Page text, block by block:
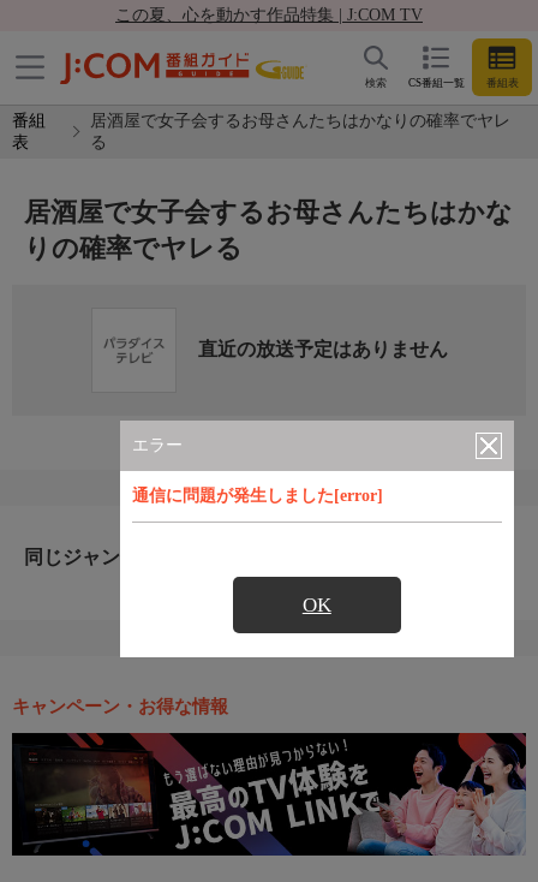
この夏、心を動かす作品特集 | J:COM TV
CS番組一覧 番組表
検索
番組
表
居酒屋で女子会するお母さんたちはかなりの確率でヤレ
る
エラー
通信に問題が発生しました[error]
OK
居酒屋で女子会するお母さんたちはかな
りの確率でヤレる
直近の放送予定はありません
同じジャンルのおすすめ番組
キャンペーン・お得な情報